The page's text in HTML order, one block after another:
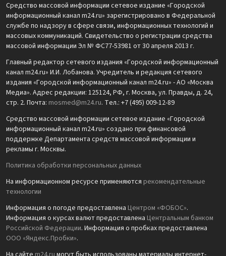
Средство массовой информации сетевое издание «Городской
информационный канал m24.ru» зарегистрировано в Федеральной
службе по надзору в сфере связи, информационных технологий и
массовых коммуникаций. Свидетельство о регистрации средства
массовой информации Эл № ФС77-53981 от 30 апреля 2013 г.
Главный редактор сетевого издания «Городской информационный
канал m24.ru» И.И. Лобанова. Учредитель и редакция сетевого
издания «Городской информационный канал m24.ru» - АО «Москва
Медиа». Адрес редакции: 125124, РФ, г. Москва, ул. Правды, д. 24,
стр. 2. Почта: mosmed@m24.ru. Тел.: +7 (495) 009-12-89
Средство массовой информации сетевое издание «Городской
информационный канал m24.ru» создано при финансовой
поддержке Департамента средств массовой информации и
рекламы г. Москвы.
Политика обработки персональных данных
На информационном ресурсе применяются рекомендательные
технологии
Информация о погоде предоставлена Центром «ФОБОС».
Информация о курсах валют предоставлена Центральным банком
Российской Федерации. Информация о пробках предоставлена
ООО «Яндекс.Пробки».